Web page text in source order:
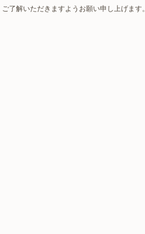
了解いただきますようお願い申し上げます。